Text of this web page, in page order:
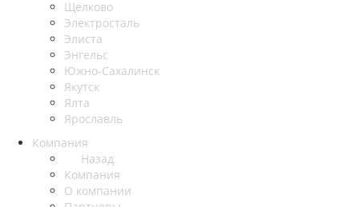
Щёлково
Электросталь
Элиста
Энгельс
Южно-Сахалинск
Якутск
Ялта
Ярославль
Компания
Назад
Компания
О компании